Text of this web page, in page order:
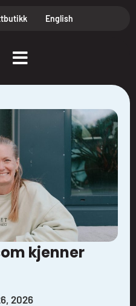
English
kjenner
2026